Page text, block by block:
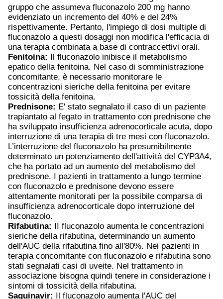
gruppo che assumeva fluconazolo 200 mg hanno
evidenziato un incremento del 40% e del 24%
rispettivamente. Pertanto, l'impiego di dosi multiple di
fluconazolo a questi dosaggi non modifica l'efficacia di
una terapia combinata a base di contraccettivi orali.
Fenitoina: Il fluconazolo inibisce il metabolismo
epatico della fenitoina. Nel caso di somministrazione
concomitante, è necessario monitorare le
concentrazioni sieriche della fenitoina per evitare
tossicità della fenitoina.
Prednisone: E' stato segnalato il caso di un paziente
trapiantato al fegato in trattamento con prednisone che
ha sviluppato insufficienza adrenocorticale acuta, dopo
interruzione di una terapia di tre mesi con fluconazolo.
L’interruzione del fluconazolo ha presumibilmente
determinato un potenziamento dell'attività del CYP3A4,
che ha portato ad un aumento del metabolismo del
prednisone. I pazienti in trattamento a lungo termine
con fluconazolo e prednisone devono essere
attentamente monitorati per la possibile comparsa di
insufficienza adrenocorticale dopo interruzione del
fluconazolo.
Rifabutina: II fluconazolo aumenta le concentrazioni
sieriche della rifabutina, determinando un aumento
dell'AUC della rifabutina fino all'80%. Nei pazienti in
terapia concomitante con fluconazolo e rifabutina sono
stati segnalati casi di uveite. Nel trattamento in
associazione bisogna quindi tenere in considerazione i
sintomi di tossicità della rifabutina.
Saquinavir: Il fluconazolo aumenta l'AUC del